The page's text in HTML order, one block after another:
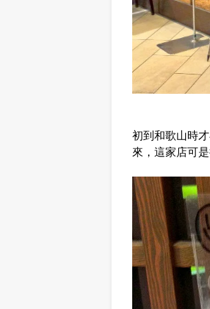
初到和歌山時
來，這家店可是